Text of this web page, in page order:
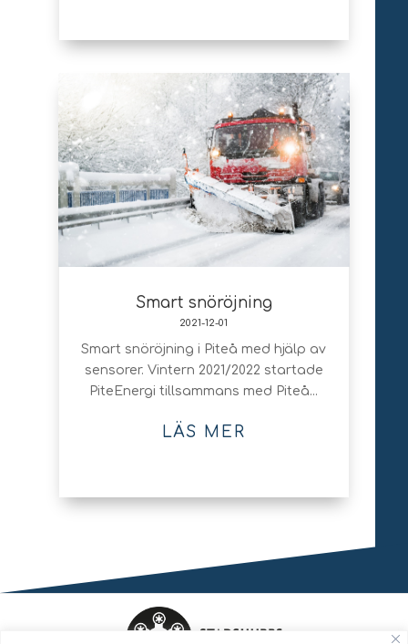
Smart snöröjning
2021-12-01
Smart snöröjning i Piteå med hjälp av
sensorer. Vintern 2021/2022 startade
PiteEnergi tillsammans med Piteå...
LÄS MER